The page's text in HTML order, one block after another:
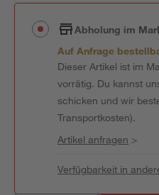
Abholung im
Auf Anfrage
Dieser Artikel ist im
vorrätig. Du kannst
schicken und wir
Transportkosten).
Artikel anfragen >
Verfügbarkeit in